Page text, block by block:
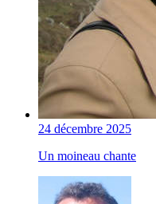
24 décembre 2025
Un moineau chante